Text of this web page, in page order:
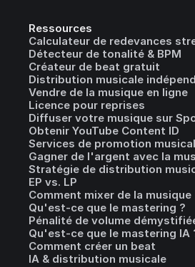
Ressources
Calculateur de redevances
Détecteur de tonalité & BPM
Créateur de beat gratuit
Distribution musicale
Vendre de la musique en ligne
Licence pour reprises
Diffuser votre musique sur
Obtenir YouTube Content ID
Services de promotion
Gagner de l'argent avec la
Stratégie de distribution
EP vs. LP
Comment mixer de la musique
Qu'est-ce que le mastering ?
Pénalité de volume
Qu'est-ce que le mastering IA
Comment créer un beat
IA & distribution musicale